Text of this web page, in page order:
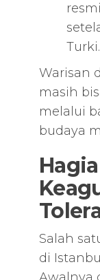
Turki.
Warisan
masih
melalui
budaya
Salah
di